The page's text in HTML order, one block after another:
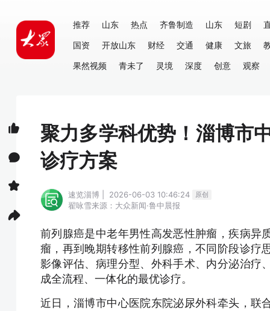
推荐 山东 热点 齐鲁制造 山东 短剧
国资
开放山东 财经 交通 健康 文旅
果然视频
青未了 灵境 深度 创意 观察
聚力多学科优势！淄博市
诊疗方案
速览淄博 | 2026-06-03 10:46:24 原创
翟咏雪来源：大众新闻·鲁中晨报
前列腺癌是中老年男性高发恶性肿瘤，疾病异
瘤，再到晚期转移性前列腺癌，不同阶段诊疗
影像评估、病理分型、外科手术、内分泌治疗
成全流程、一体化的最优诊疗。
近日，淄博市中心医院东院泌尿外科牵头，联